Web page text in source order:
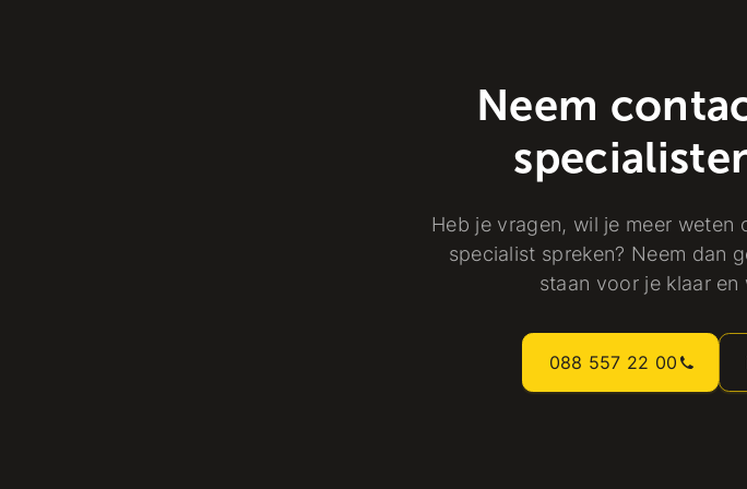
Neem
Heb je vragen, wil je meer
specialist spreken? Neem dan
staan voor je klaar
088 557 22 00